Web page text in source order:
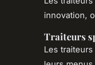
innovation,
Traiteurs
Les